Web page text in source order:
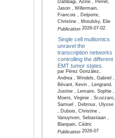
Datlibagi, Azine , Perret,
Jason , Willermain,
Francois , Delporte,
Christine , Motulsky, Elie
Publication2026-07-02
Single cell multiomics
unravel the
transcription networks
controlling the different
EMT tumor states.
par Pérez González,
Andrea , Windels, Gabriel ,
Bévant, Kevin , Lengrand,
Justine , Lemaire, Sophie ,
Moers, Virginie , Scozzaro,
Samuel , Debroux, Ulysse
, Dubois, Christine ,
Vanuytven, Sebastiaan ,
Blanpain, Cédric
Publication2026-07